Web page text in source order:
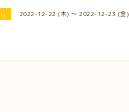
2022-12-22 (木) ～ 2022-12-23 (金)